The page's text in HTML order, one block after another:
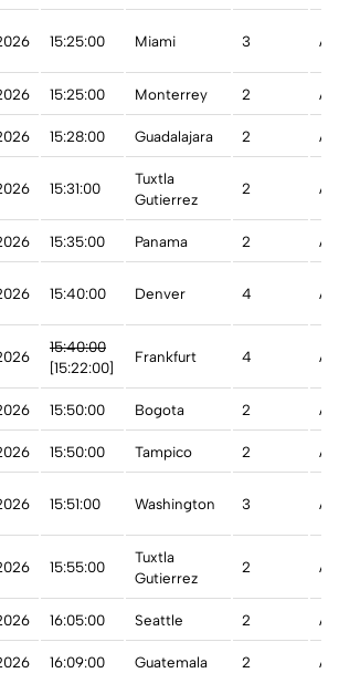
15:25:00 Miami 3 A
15:25:00 Monterrey 2 A
15:28:00 Guadalajara 2 A
15:31:00
Tuxtla
Gutierrez
2 A
15:35:00 Panama 2 A
15:40:00 Denver 4 A
15:40:00
[15:22:00]
Frankfurt 4
15:50:00 Bogota 2 A
15:50:00 Tampico 2 A
15:51:00 Washington 3 A
15:55:00
Tuxtla
Gutierrez
2 A
16:05:00 Seattle 2 A
16:09:00 Guatemala 2 A